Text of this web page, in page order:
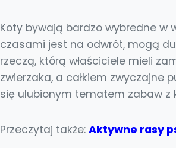
Koty bywają bardzo wybredne w
czasami jest na odwrót, mogą
rzeczą, którą właściciele mieli
zwierzaka, a całkiem zwyczajne
się ulubionym tematem zabaw z
Przeczytaj także: Aktywne rasy